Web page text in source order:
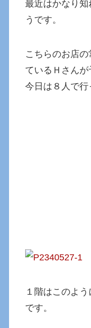
最近はかなり知
うです。
こちらのお店
ているＨさんが
今日は８人で行
１階はこのよ
です。